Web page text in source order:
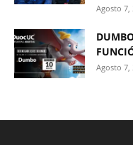
Agosto 7,
Agosto 7,